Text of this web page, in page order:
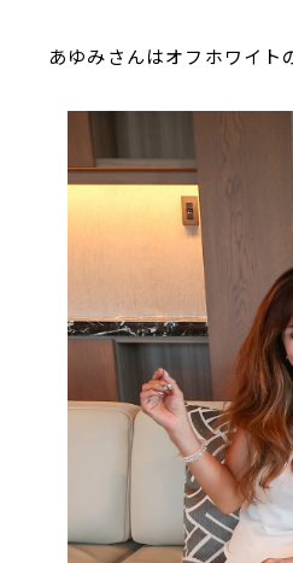
あゆみさんはオフホワイト